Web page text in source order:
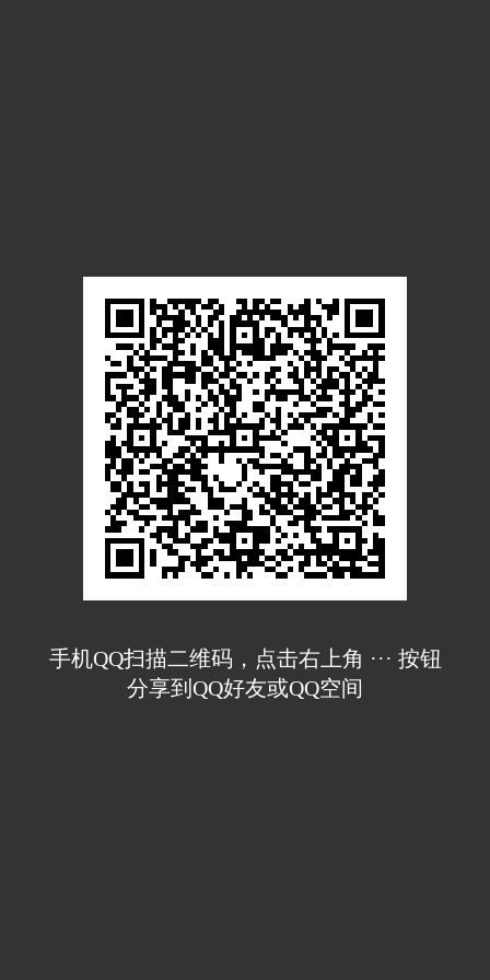
手机QQ扫描二维码，点击右上角 ··· 按钮
分享到QQ好友或QQ空间